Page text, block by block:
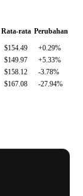
Rata-rata Perubahan
$154.49
+0.29%
$149.97
+5.33%
$158.12
-3.78%
$167.08 -27.94%